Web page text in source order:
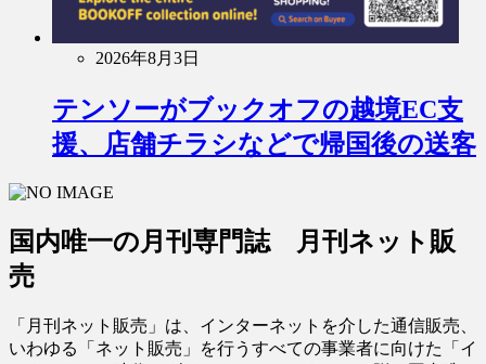
2026年8月3日
テンソーがブックオフの越境EC支
援、店舗チラシなどで帰国後の送客
国内唯一の月刊専門誌 月刊ネット販
売
「月刊ネット販売」は、インターネットを介した通信販売、
いわゆる「ネット販売」を行うすべての事業者に向けた「イ